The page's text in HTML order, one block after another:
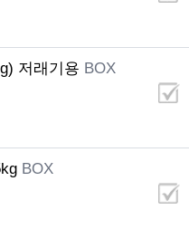
저래기용 BOX
BOX